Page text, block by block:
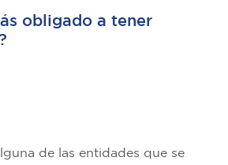
obligado a tener
de las entidades que se